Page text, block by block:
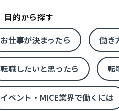
目的から探す
お仕事が決まったら
働き
転職したいと思ったら 転
イベント・MICE業界で働くには